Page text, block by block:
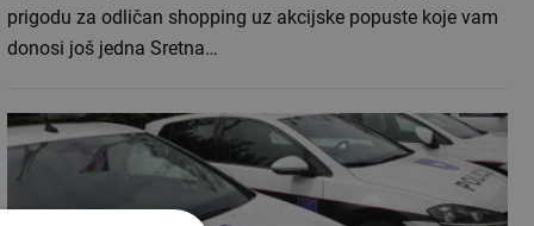
prigodu za odličan shopping uz akcijske popuste koje vam
donosi još jedna Sretna…